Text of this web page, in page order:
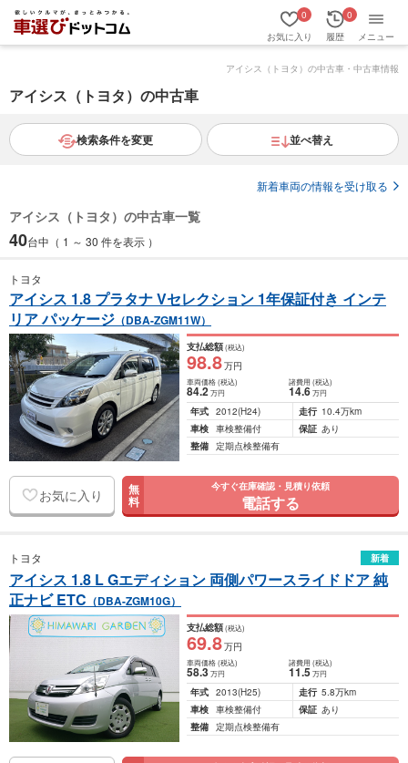
お気に入り
0
履歴
0
メニュー
アイシス（トヨタ）の中古車・中古車情報
アイシス（トヨタ）の中古車
検索条件を変更 並べ替え
新着車両の情報を受け取る
アイシス（トヨタ）の中古車一覧
40台中（ 1 ～ 30 件を表示 ）
トヨタ
アイシス 1.8 プラタナ Vセレクション 1年保証付き インテ
リア パッケージ （DBA-ZGM11W）
支払総額(税込)
98.8万円
車両価格(税込)
84.2万円
諸費用 (税込)
14.6 万円
年式 2012(H24) 走行 10.4万km
車検 車検整備付 保証 あり
整備 定期点検整備有
お気に入り 無
料
今すぐ在庫確認・見積り依頼
電話する
トヨタ 新着
アイシス 1.8 L Gエディション 両側パワースライドドア 純
正ナビ ETC （DBA-ZGM10G）
支払総額(税込)
69.8万円
車両価格(税込)
58.3万円
諸費用 (税込)
11.5 万円
年式 2013(H25) 走行 5.8万km
車検 車検整備付 保証 あり
整備 定期点検整備有